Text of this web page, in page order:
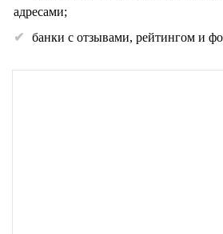
адресами;
банки с отзывами, рейтингом и